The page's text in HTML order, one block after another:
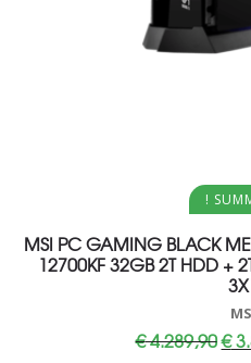
Aggiungi al
!
MSI PC GAMING BLACK
12700KF 32GB 2T HDD +
€4.289,90Il
€